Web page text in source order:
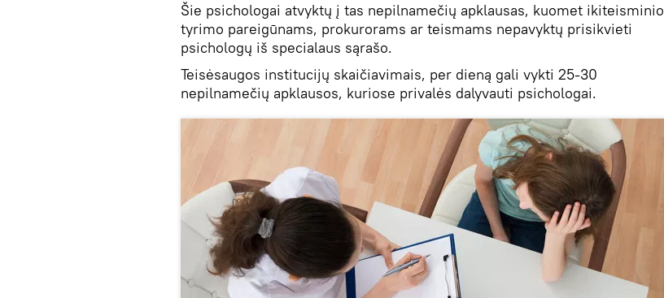
Šie psichologai atvyktų į tas nepilnamečių apklausas, kuomet ikiteisminio
tyrimo pareigūnams, prokurorams ar teismams nepavyktų prisikvieti
psichologų iš specialaus sąrašo.
Teisėsaugos institucijų skaičiavimais, per dieną gali vykti 25-30
nepilnamečių apklausos, kuriose privalės dalyvauti psichologai.